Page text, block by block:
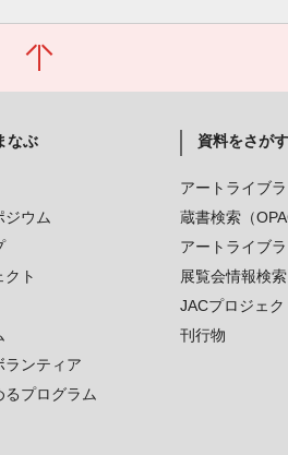
なぶ
ジウム
クト
ランティア
るプログラム
資料をさがす
アートライブ
蔵書検索（
アートライブ
展覧会情報検
JACプロジェク
刊行物